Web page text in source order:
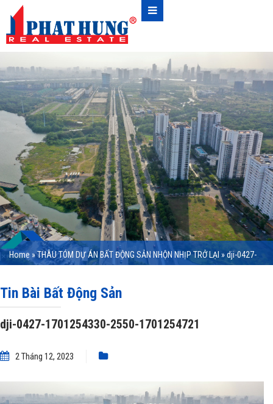
Home »THÂU TÓM DỰ ÁN BẤT ĐỘNG SẢN NHỘN NHỊP TRỞ LẠI »dji-0427-
Tin Bài Bất Động Sản
dji-0427-1701254330-2550-1701254721
2 Tháng 12, 2023